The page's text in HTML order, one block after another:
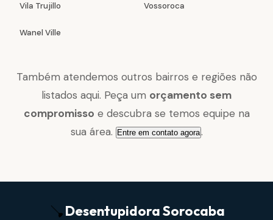
Vila Trujillo Vossoroca
Wanel Ville
Também atendemos outros bairros e regiões não
listados aqui. Peça um orçamento sem
compromisso e descubra se temos equipe na
sua área. Entre em contato agora.
DesentupidoraSorocaba